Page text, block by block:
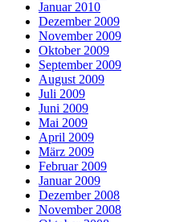
Januar 2010
Dezember 2009
November 2009
Oktober 2009
September 2009
August 2009
Juli 2009
Juni 2009
Mai 2009
April 2009
März 2009
Februar 2009
Januar 2009
Dezember 2008
November 2008